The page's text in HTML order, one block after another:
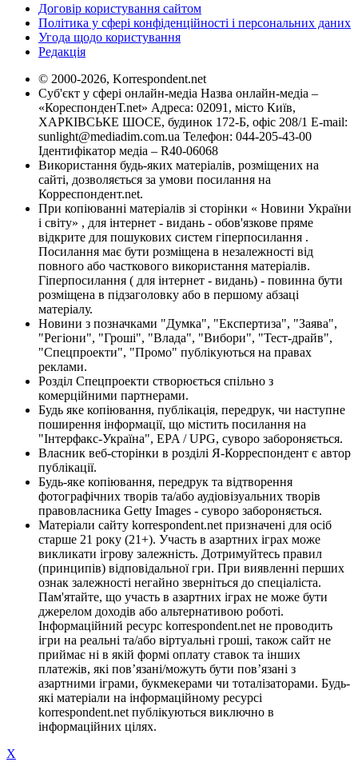
Договір користування сайтом
Політика у сфері конфіденційності і персональних даних
Угода щодо користування
Редакція
© 2000-2026, Korrespondent.net
Суб'єкт у сфері онлайн-медіа Назва онлайн-медіа –
«КореспонденТ.net» Адреса: 02091, місто Київ,
ХАРКІВСЬКЕ ШОСЕ, будинок 172-Б, офіс 208/1 E-mail:
sunlight@mediadim.com.ua Телефон: 044-205-43-00
Ідентифікатор медіа – R40-06068
Використання будь-яких матеріалів, розміщених на
сайті, дозволяється за умови посилання на
Корреспондент.net.
При копіюванні матеріалів зі сторінки « Новини України
і світу» , для інтернет - видань - обов'язкове пряме
відкрите для пошукових систем гіперпосилання .
Посилання має бути розміщена в незалежності від
повного або часткового використання матеріалів.
Гіперпосилання ( для інтернет - видань) - повинна бути
розміщена в підзаголовку або в першому абзаці
матеріалу.
Новини з позначками "Думка", "Експертиза", "Заява",
"Регіони", "Гроші", "Влада", "Вибори", "Тест-драйв",
"Спецпроекти", "Промо" публікуються на правах
реклами.
Розділ Спецпроекти створюється спільно з
комерційними партнерами.
Будь яке копіювання, публікація, передрук, чи наступне
поширення інформації, що містить посилання на
"Інтерфакс-Україна", EPA / UPG, суворо забороняється.
Власник веб-сторінки в розділі Я-Корреспондент є автор
публікації.
Будь-яке копіювання, передрук та відтворення
фотографічних творів та/або аудіовізуальних творів
правовласника Getty Images - суворо забороняється.
Матеріали сайту korrespondent.net призначені для осіб
старше 21 року (21+). Участь в азартних іграх може
викликати ігрову залежність. Дотримуйтесь правил
(принципів) відповідальної гри. При виявленні перших
ознак залежності негайно зверніться до спеціаліста.
Пам'ятайте, що участь в азартних іграх не може бути
джерелом доходів або альтернативою роботі.
Інформаційний ресурс korrespondent.net не проводить
ігри на реальні та/або віртуальні гроші, також сайт не
приймає ні в якій формі оплату ставок та інших
платежів, які пов’язані/можуть бути пов’язані з
азартними іграми, букмекерами чи тоталізаторами. Будь-
які матеріали на інформаційному ресурсі
korrespondent.net публікуються виключно в
інформаційних цілях.
X